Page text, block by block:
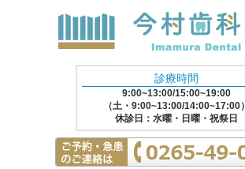
診療時間
9:00~13:00/15:00~19:00
（土・9:00~13:00/14:00~17:00）
休診日：水曜・日曜・祝祭日